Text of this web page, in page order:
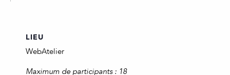
LIEU
WebAtelier
Maximum de participants : 18